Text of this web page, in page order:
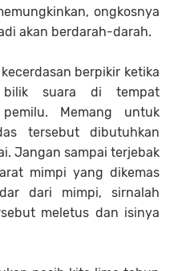
ongkosnya
akan berdarah-darah.
berpikir ketika
bilik suara di tempat
Memang untuk
tersebut dibutuhkan
Jangan sampai terjebak
mimpi yang dikemas
dari mimpi, sirnalah
meletus dan isinya